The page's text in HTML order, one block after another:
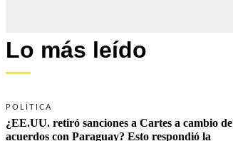
Lo más leído
POLÍTICA
¿EE.UU. retiró sanciones a Cartes a cambio de
acuerdos con Paraguay? Esto respondió la